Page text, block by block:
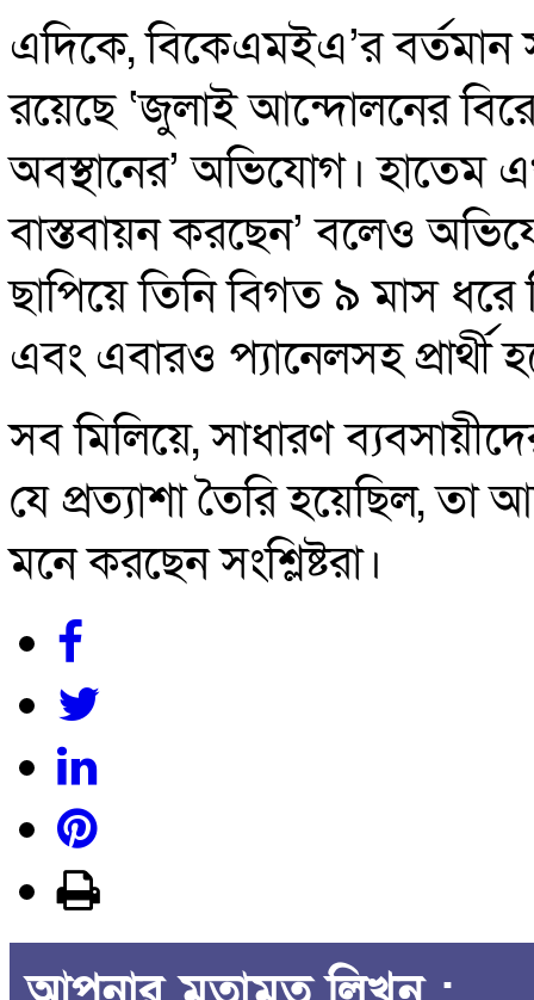
এদিকে, বিকেএমইএ’র বর্তমান
রয়েছে ‘জুলাই আন্দোলনের
অবস্থানের’ অভিযোগ। হাতেম
বাস্তবায়ন করছেন’ বলেও
ছাপিয়ে তিনি বিগত ৯ মাস
এবং এবারও প্যানেলসহ প্রার্থী
সব মিলিয়ে, সাধারণ
যে প্রত্যাশা তৈরি হয়েছিল,
মনে করছেন সংশ্লিষ্টরা।